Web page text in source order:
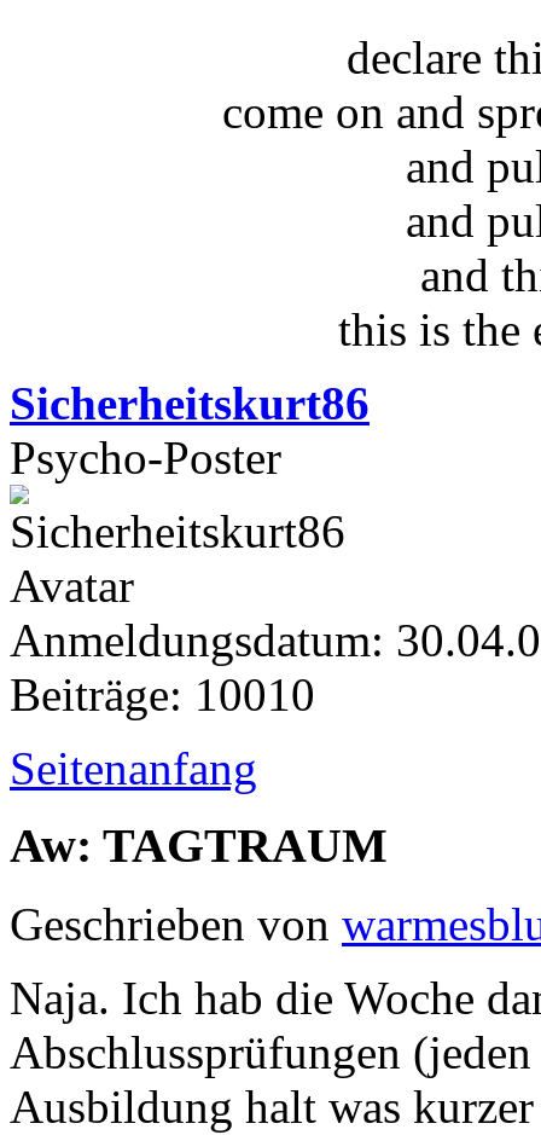
declare
come on and
and
and
and
this is the
Sicherheitskurt86
Psycho-Poster
Anmeldungsdatum:
Beiträge: 10010
Seitenanfang
Aw: TAGTRAUM
Geschrieben von
Naja. Ich hab die Woche
Abschlussprüfungen
Ausbildung halt was